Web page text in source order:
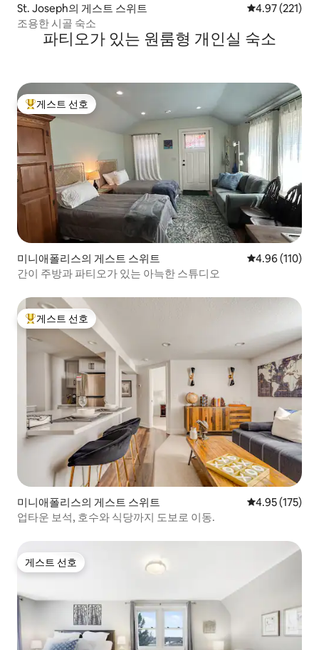
St. Joseph의 게스트 스위트 평점 4.97점(5
4.97 (221)
조용한 시골 숙소
파티오가 있는 원룸형 개인실 숙소
상위 게스트 선호
게스트 선호
미니애폴리스의 게스트 스위트 평점 4.96점(5
4.96 (110)
간이 주방과 파티오가 있는 아늑한 스튜디오
상위 게스트 선호
게스트 선호
미니애폴리스의 게스트 스위트 평점 4.95점(5
4.95 (175)
업타운 보석, 호수와 식당까지 도보로 이동.
게스트 선호
게스트 선호